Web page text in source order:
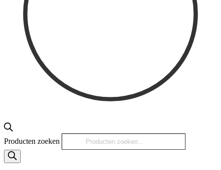
Producten zoeken